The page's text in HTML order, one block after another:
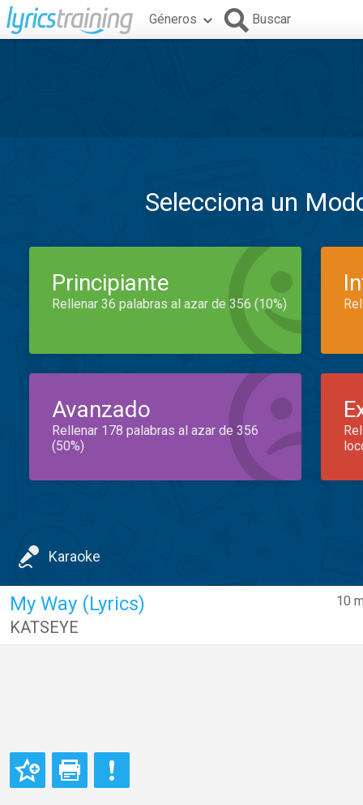
Géneros Buscar
Selecciona un
Principiante
Rellenar 36 palabras al azar de 356 (10%)
Avanzado
Rellenar 178 palabras al azar de 356
(50%)
Karaoke
10
My Way (Lyrics)
KATSEYE